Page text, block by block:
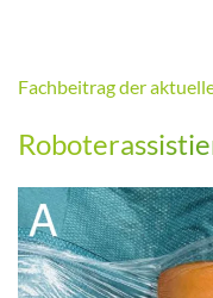
Fachbeitrag der